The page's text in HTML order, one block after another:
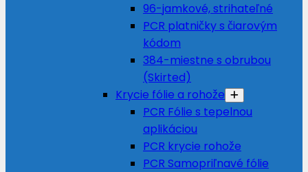
96-jamkové, strihateľné
PCR platničky s čiarovým
kódom
384-miestne s obrubou
(Skirted)
Krycie fólie a rohože
PCR Fólie s tepelnou
aplikáciou
PCR krycie rohože
PCR Samopriľnavé fólie